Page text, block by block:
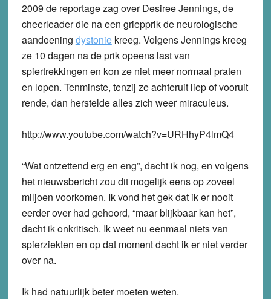
2009 de reportage zag over Desiree Jennings, de
cheerleader die na een griepprik de neurologische
aandoening dystoniekreeg. Volgens Jennings kreeg
ze 10 dagen na de prik opeens last van
spiertrekkingen en kon ze niet meer normaal praten
en lopen. Tenminste, tenzij ze achteruit liep of vooruit
rende, dan herstelde alles zich weer miraculeus.
http://www.youtube.com/watch?v=URHhyP4lmQ4
“Wat ontzettend erg en eng”, dacht ik nog, en volgens
het nieuwsbericht zou dit mogelijk eens op zoveel
miljoen voorkomen. Ik vond het gek dat ik er nooit
eerder over had gehoord, “maar blijkbaar kan het”,
dacht ik onkritisch. Ik weet nu eenmaal niets van
spierziekten en op dat moment dacht ik er niet verder
over na.
Ik had natuurlijk beter moeten weten.